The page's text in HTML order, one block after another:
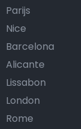
Parijs
Nice
Barcelona
Alicante
Lissabon
London
Rome